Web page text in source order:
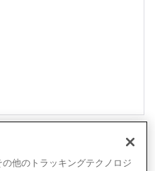
期待どおりの表示である
備は完了です！
他のトラッキングテクノロジ